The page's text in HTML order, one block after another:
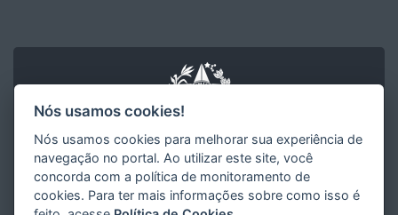
ATENÇÃO PRIMÁRIA
Nós usamos cookies!
Nós usamos cookies para melhorar sua experiência de
navegação no portal. Ao utilizar este site, você
concorda com a política de monitoramento de
cookies. Para ter mais informações sobre como isso é